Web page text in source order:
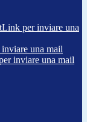
Link per inviare una
una mail
inviare una mail